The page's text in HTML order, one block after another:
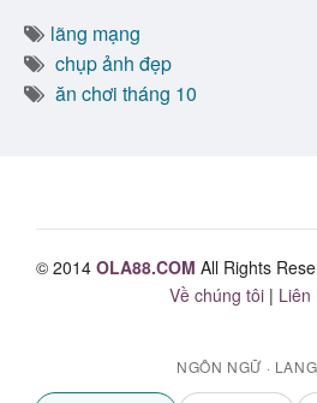
lãng mạng
chụp ảnh đẹp
ăn chơi tháng 10
© 2014 OLA88.COM All Rights
Về chúng tôi | Liên
NGÔN NGỮ ·